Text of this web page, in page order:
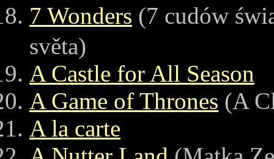
7 Wonders (7 cudów
světa)
A Castle for All Season
A Game of Thrones (A
A la carte